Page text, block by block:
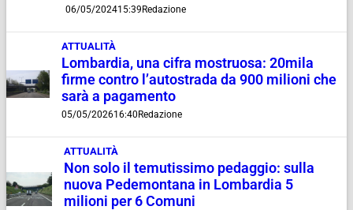
06/05/202415:39Redazione
ATTUALITÀ
Lombardia, una cifra mostruosa: 20mila
firme contro l’autostrada da 900 milioni che
sarà a pagamento
05/05/202616:40Redazione
ATTUALITÀ
Non solo il temutissimo pedaggio: sulla
nuova Pedemontana in Lombardia 5
milioni per 6 Comuni